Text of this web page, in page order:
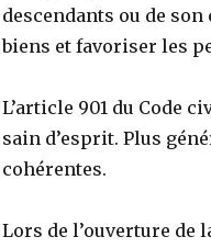
descendants ou de
biens et favoriser les
L’article 901 du Code
sain d’esprit. Plus
cohérentes.
Lors de l’ouverture de